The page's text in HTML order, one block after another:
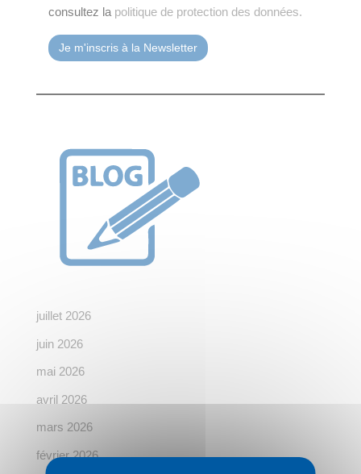
consultez la politique de protection des données.
juillet 2026
juin 2026
mai 2026
avril 2026
mars 2026
février 2026